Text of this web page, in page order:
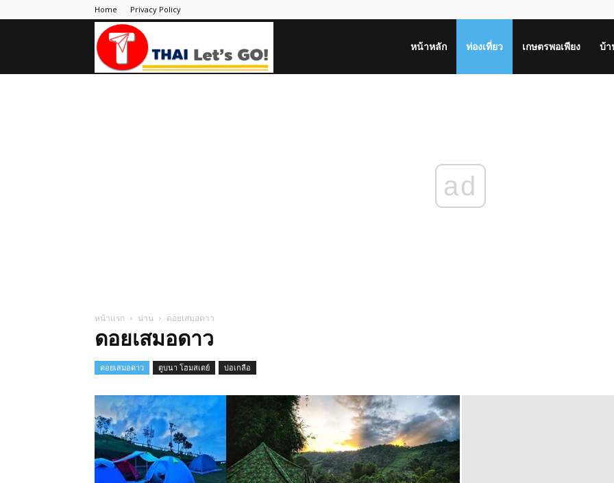
Home Privacy Policy
หน้าหลัก ท่องเที่ยว เกษตรพอเพียง บ้
ad
หน้าแรก น่าน ดอยเสมอดาว
ดอยเสมอดาว
ดอยเสมอดาว ตูบนา โฮมสเตย์ บ่อเกลือ